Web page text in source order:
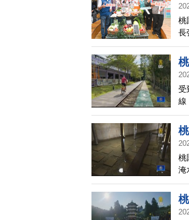
桃
長
後
受
線
張
桃
淹
颱